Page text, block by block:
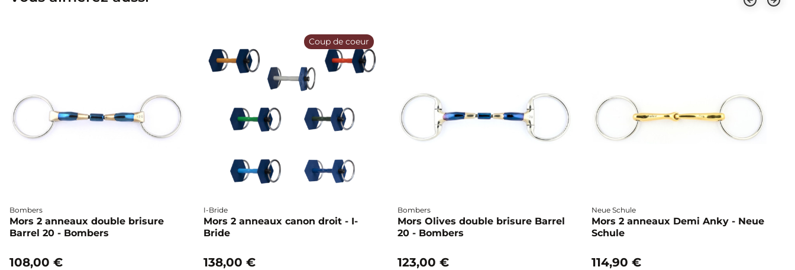
Bombers
Mors 2 anneaux double brisure
Barrel 20 - Bombers
108,00 €
I-Bride
Mors 2 anneaux canon droit - I-
Bride
138,00 €
Coup de coeur
Bombers
Mors Olives double brisure Barrel
20 - Bombers
123,00 €
Neue Schule
Mors 2 anneaux Demi Anky - Neue
Schule
114,90 €